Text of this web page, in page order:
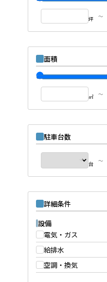
坪 ～
面積
㎡ ～
駐車台数
台 ～
詳細条件
設備
電気・ガス
給排水
空調・換気